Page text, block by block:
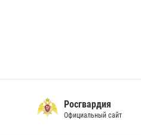
Росгвардия
Официальный сайт